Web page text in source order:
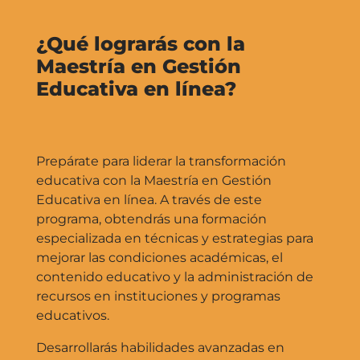
¿Qué lograrás con la
Maestría en Gestión
Educativa en línea?
Prepárate para liderar la transformación
educativa con la Maestría en Gestión
Educativa en línea. A través de este
programa, obtendrás una formación
especializada en técnicas y estrategias para
mejorar las condiciones académicas, el
contenido educativo y la administración de
recursos en instituciones y programas
educativos.
Desarrollarás habilidades avanzadas en